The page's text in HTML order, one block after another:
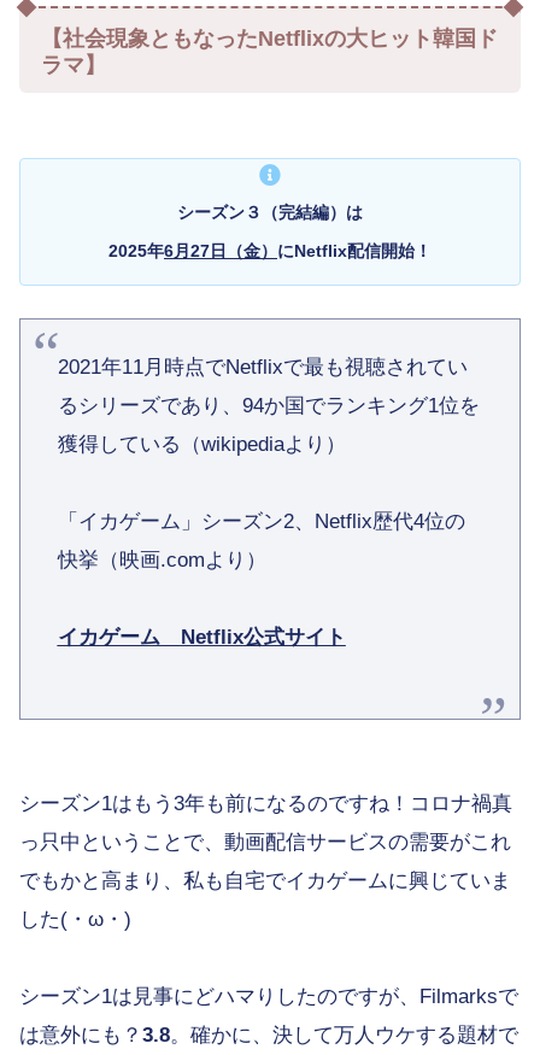
【社会現象ともなったNetflixの大ヒット韓国ド
ラマ】
シーズン３（完結編）は
2025年6月27日（金） にNetflix配信開始！
2021年11月時点でNetflixで最も視聴されてい
るシリーズであり、94か国でランキング1位を
獲得している（wikipediaより）
「イカゲーム」シーズン2、Netflix歴代4位の
快挙（映画.comより）
イカゲーム Netflix公式サイト
シーズン1はもう3年も前になるのですね！コロナ禍真
っ只中ということで、動画配信サービスの需要がこれ
でもかと高まり、私も自宅でイカゲームに興じていま
した(・ω・)
シーズン1は見事にどハマりしたのですが、Filmarksで
は意外にも？ 3.8。確かに、決して万人ウケする題材で